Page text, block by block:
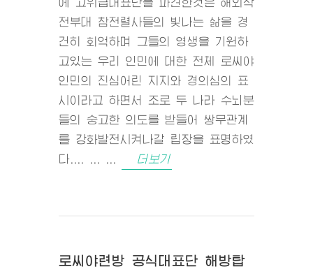
에 고위급대표단을 파견한것은 해외작
전부대 참전렬사들의 빛나는 삶을 경
건히 회억하며 그들의 영생을 기원하
고있는 우리 인민에 대한 전체 로씨야
인민의 진심어린 지지와 경의심의 표
시이라고 하면서 조로 두 나라 수뇌분
들의 숭고한 의도를 받들어 쌍무관계
를 강화발전시켜나갈 립장을 표명하였
다.... ... ...
더보기
로씨야련방 공식대표단 해방탑